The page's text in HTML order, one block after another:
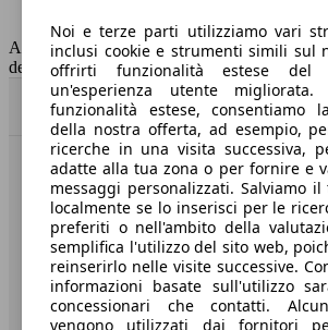
Capacità del serbatoio
60 l
AutoScout24 non si assume alcuna
dei dati.
Benvenuti su AutoScout24, il mercato
Società
A proposito di AutoScout24
Stampa
Noi e terze parti utilizziamo vari
inclusi cookie e strumenti simili sul
offrirti funzionalità estese
un'esperienza utente migliorata.
funzionalità estese, consentiamo
della nostra offerta, ad esempio,
ricerche in una visita successiva,
adatte alla tua zona o per fornire e
messaggi personalizzati. Salviamo
localmente se lo inserisci per le
preferiti o nell'ambito della
semplifica l'utilizzo del sito web,
reinserirlo nelle visite successive.
informazioni basate sull'utilizzo
concessionari che contatti.
vengono utilizzati dai fornitori